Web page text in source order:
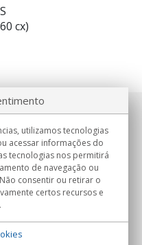
cx)
utilizamos tecnologias
acessar informações do
tecnologias nos permitirá
de navegação ou
consentir ou retirar o
certos recursos e